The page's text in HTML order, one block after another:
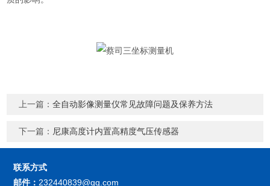
上一篇：全自动影像测量仪常见故障问题及保养方法
下一篇： 尼康高度计内置高精度气压传感器
联系方式
邮件：232440839@qq.com